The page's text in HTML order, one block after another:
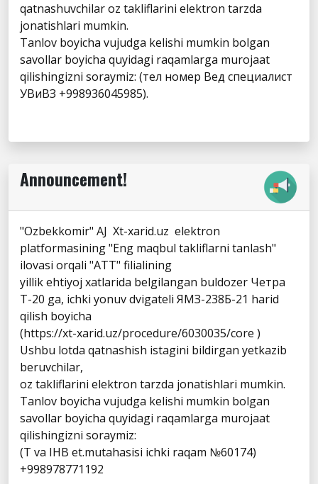
qatnashuvchilar oz takliflarini elektron tarzda
jonatishlari mumkin.
Tanlov boyicha vujudga kelishi mumkin bolgan
savollar boyicha quyidagi raqamlarga murojaat
qilishingizni soraymiz: (тел номер Вед специалист
УВиВЗ +998936045985).
Announcement!
"Ozbekkomir" AJ Xt-xarid.uz elektron
platformasining "Eng maqbul takliflarni tanlash"
ilovasi orqali "ATT" filialining
yillik ehtiyoj xatlarida belgilangan buldozer Четра
Т-20 ga, ichki yonuv dvigateli ЯМЗ-238Б-21 harid
qilish boyicha
(https://xt-xarid.uz/procedure/6030035/core )
Ushbu lotda qatnashish istagini bildirgan yetkazib
beruvchilar,
oz takliflarini elektron tarzda jonatishlari mumkin.
Tanlov boyicha vujudga kelishi mumkin bolgan
savollar boyicha quyidagi raqamlarga murojaat
qilishingizni soraymiz:
(T va IHB et.mutahasisi ichki raqam №60174)
+998978771192